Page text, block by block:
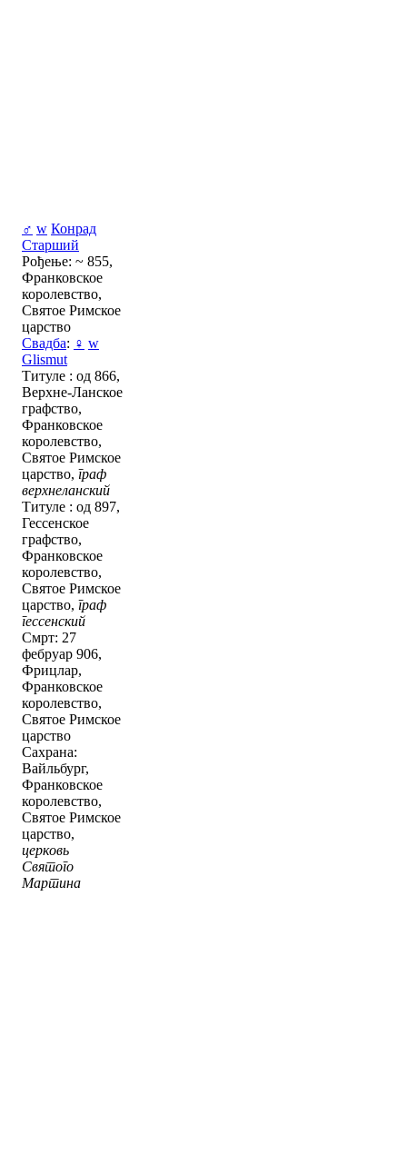
♂ w Конрад
Старший
Рођење: ~ 855,
Франковское
королевство,
Святое Римское
царство
Свадба: ♀ w
Glismut
Титуле : од 866,
Верхне-Ланское
графство,
Франковское
королевство,
Святое Римское
царство, граф
верхнеланский
Титуле : од 897,
Гессенское
графство,
Франковское
королевство,
Святое Римское
царство, граф
гессенский
Смрт: 27
фебруар 906,
Фрицлар,
Франковское
королевство,
Святое Римское
царство
Сахрана:
Вайльбург,
Франковское
королевство,
Святое Римское
царство,
церковь
Святого
Мартина